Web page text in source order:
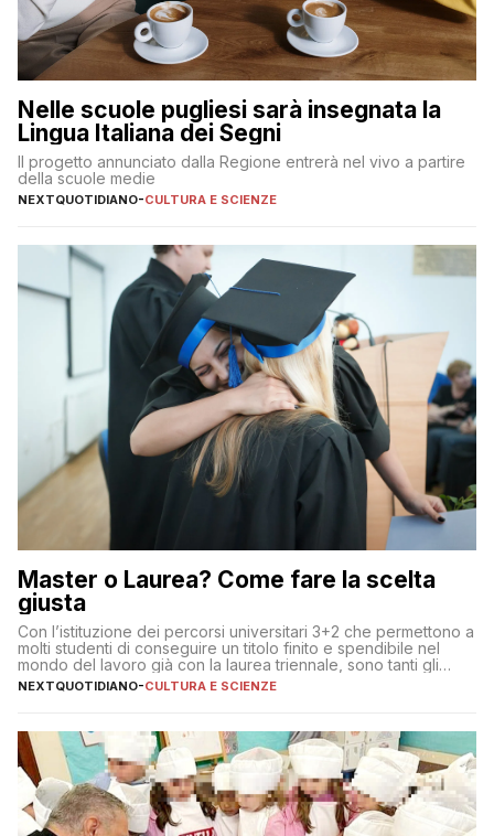
Nelle scuole pugliesi sarà insegnata la
Lingua Italiana dei Segni
Il progetto annunciato dalla Regione entrerà nel vivo a partire
della scuole medie
NEXTQUOTIDIANO-CULTURA E SCIENZE
Master o Laurea? Come fare la scelta
giusta
Con l’istituzione dei percorsi universitari 3+2 che permettono a
molti studenti di conseguire un titolo finito e spendibile nel
mondo del lavoro già con la laurea triennale, sono tanti gli
interrogativi che si pongono gli studenti una volta raggiunto
l’obiettivo di primo livello
NEXTQUOTIDIANO-CULTURA E SCIENZE